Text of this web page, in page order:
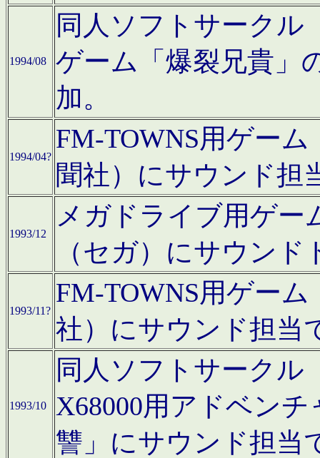
1994/08
同人ソフトサークル
ゲーム「爆裂兄貴」
加。
1994/04?
FM-TOWNS用ゲー
聞社）にサウンド担
1993/12
メガドライブ用ゲー
（セガ）にサウン
1993/11?
FM-TOWNS用ゲー
社）にサウンド担当
1993/10
同人ソフトサークル
X68000用アドベン
讐」にサウンド担当